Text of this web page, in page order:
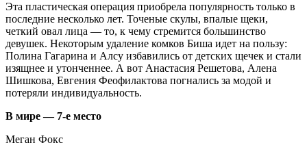
Эта пластическая операция приобрела популярность только в
последние несколько лет. Точеные скулы, впалые щеки,
четкий овал лица — то, к чему стремится большинство
девушек. Некоторым удаление комков Биша идет на пользу:
Полина Гагарина и Алсу избавились от детских щечек и стали
изящнее и утонченнее. А вот Анастасия Решетова, Алена
Шишкова, Евгения Феофилактова погнались за модой и
потеряли индивидуальность.
В мире — 7-е место
Меган Фокс